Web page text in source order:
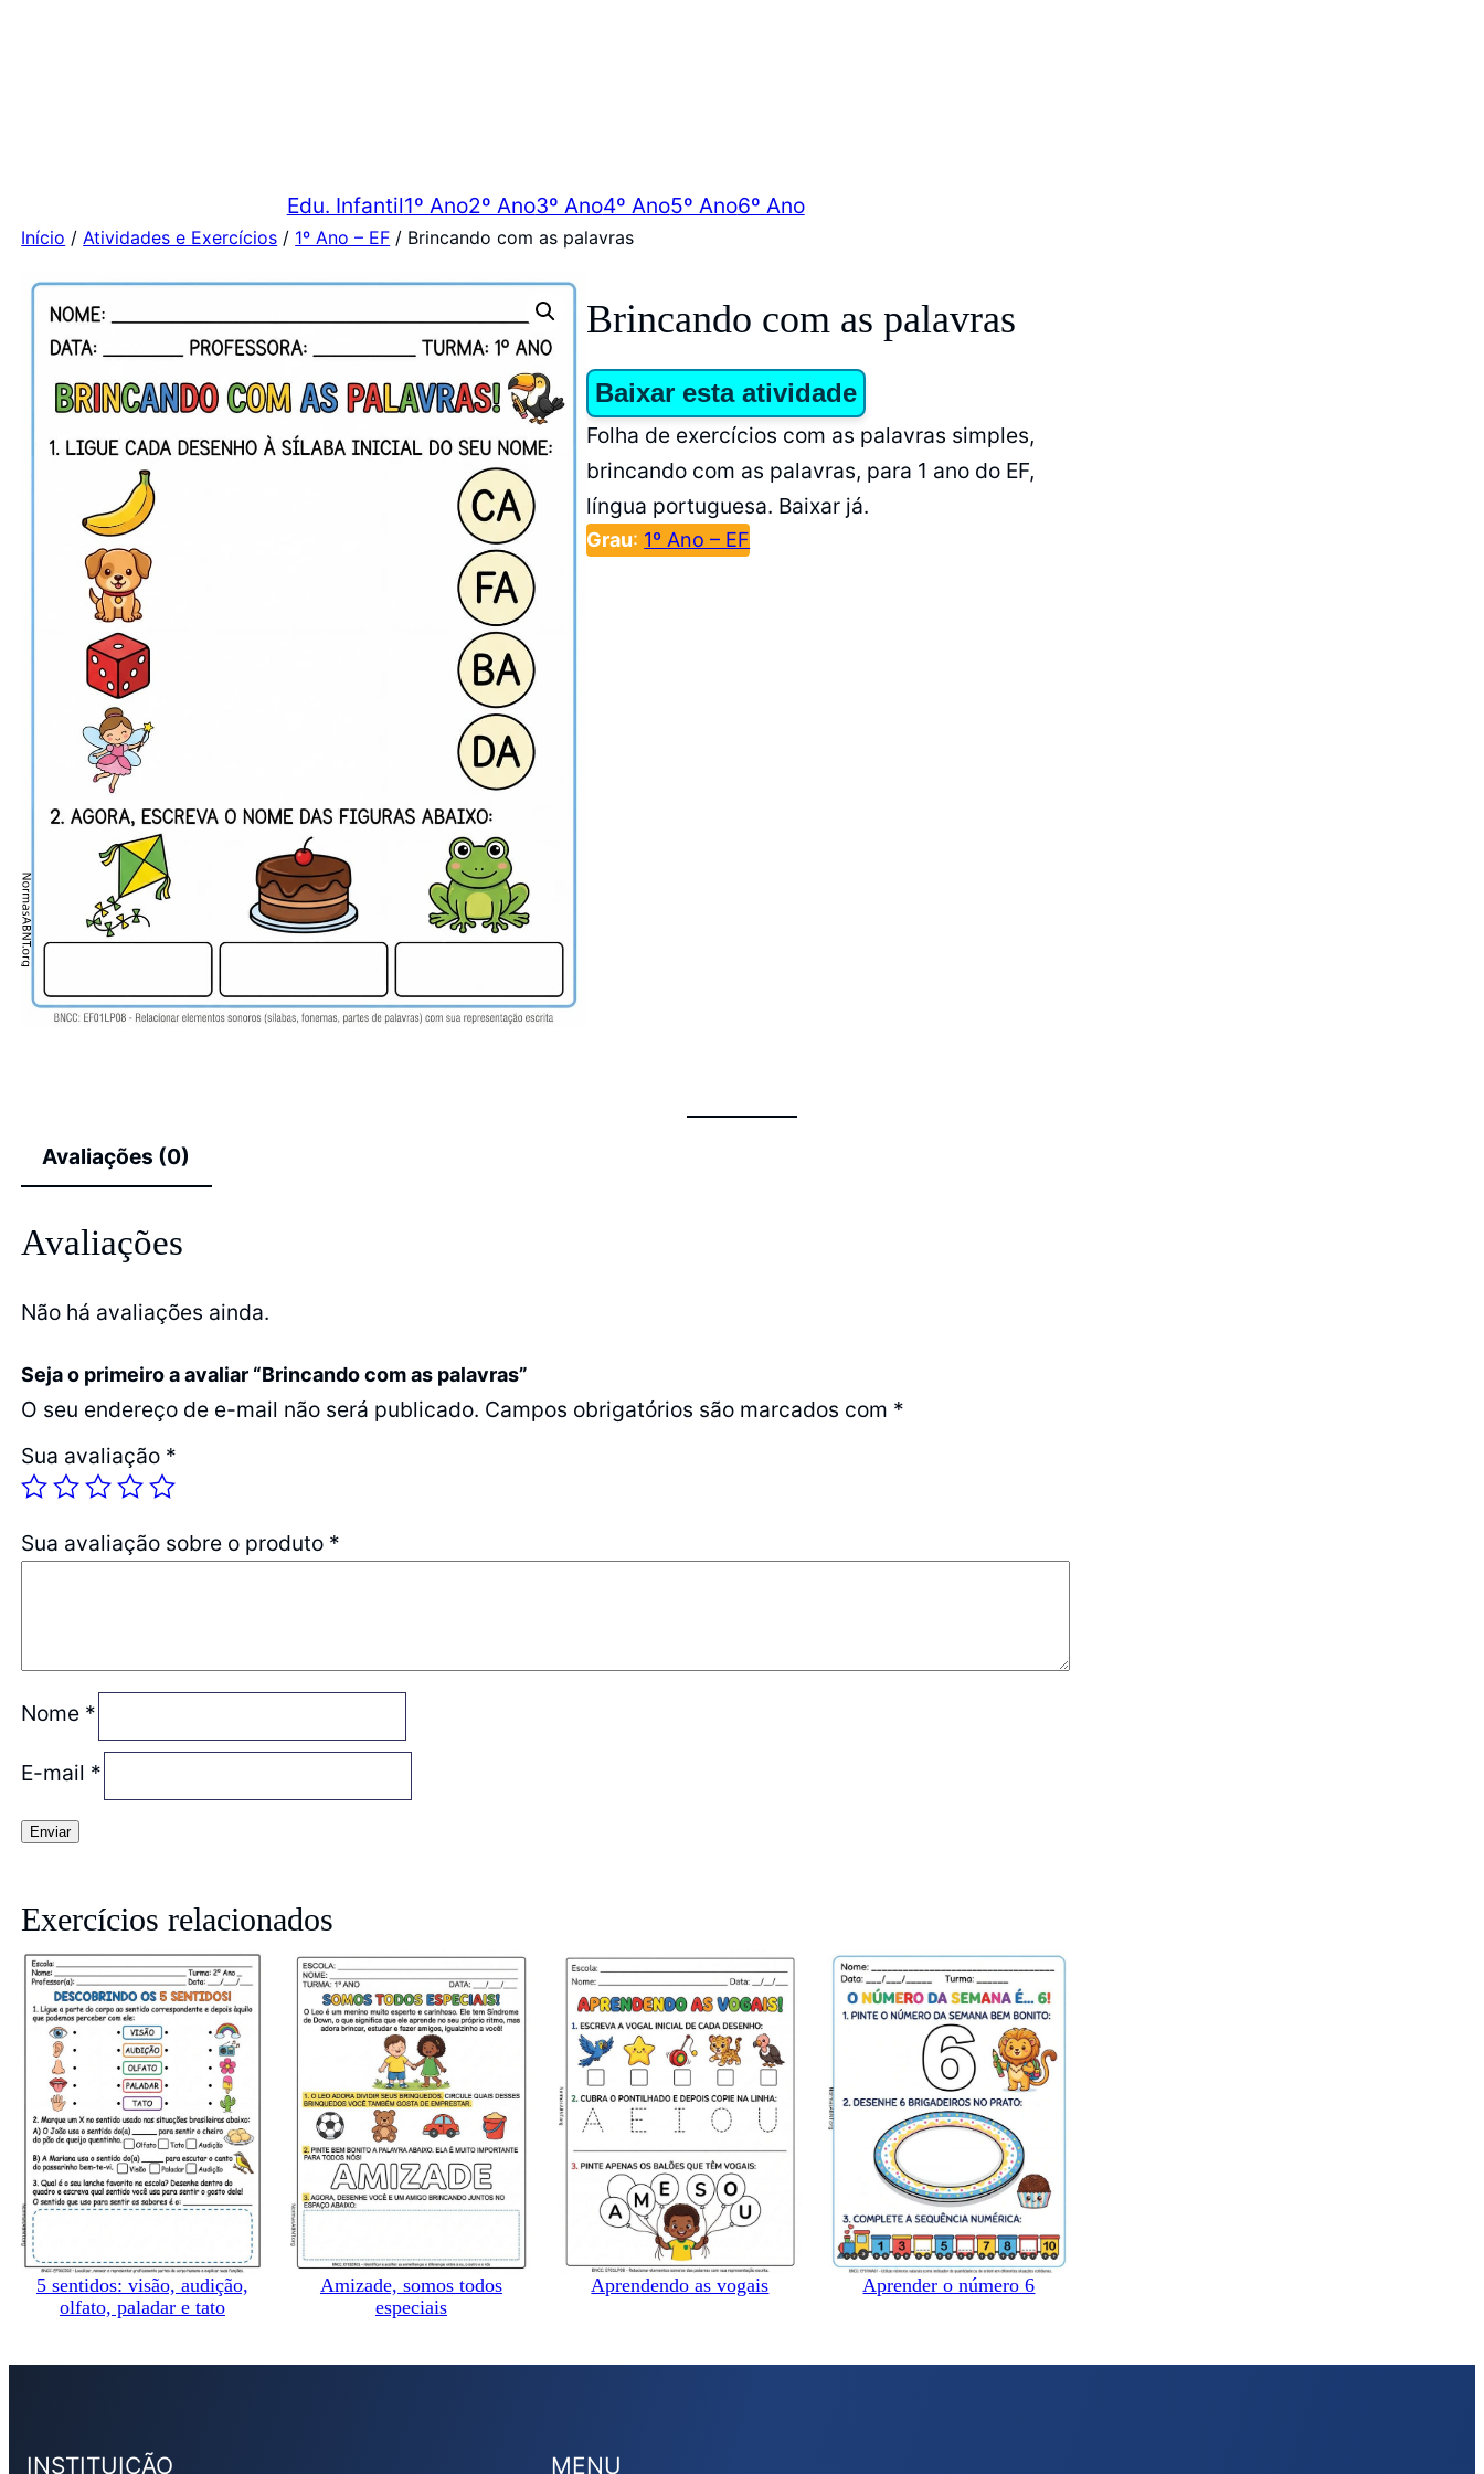
Edu. Infantil1º Ano2º Ano3º Ano4º Ano5º Ano6º Ano
Início / Atividades e Exercícios / 1º Ano – EF / Brincando com as palavras
Brincando com as palavras
Baixar esta atividade
Folha de exercícios com as palavras simples,
brincando com as palavras, para 1 ano do EF,
língua portuguesa. Baixar já.
Grau: 1º Ano – EF
Avaliações (0)
Avaliações
Não há avaliações ainda.
Seja o primeiro a avaliar “Brincando com as palavras”
O seu endereço de e-mail não será publicado. Campos obrigatórios são marcados com *
Sua avaliação *
Sua avaliação sobre o produto *
Nome *
E-mail *
Exercícios relacionados
5 sentidos: visão, audição,
olfato, paladar e tato
Amizade, somos todos
especiais
Aprendendo as vogais Aprender o número 6
INSTITUIÇÃO MENU